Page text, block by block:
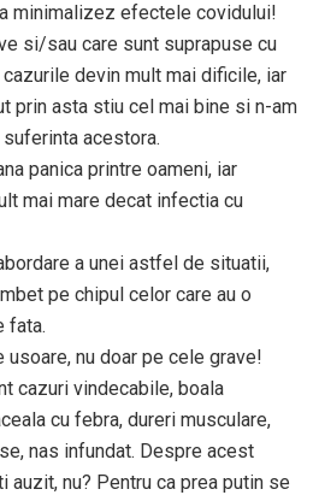
minimalizez efectele covidului!
si/sau care sunt suprapuse cu
devin mult mai dificile, iar
prin asta stiu cel mai bine si n-am
acestora.
panica printre oameni, iar
mai mare decat infectia cu
a unei astfel de situatii,
pe chipul celor care au o
fata.
nu doar pe cele grave!
cazuri vindecabile, boala
cu febra, dureri musculare,
nas infundat. Despre acest
auzit, nu? Pentru ca prea putin se